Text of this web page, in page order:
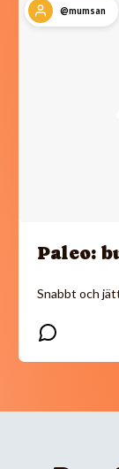
@mumsan
Paleo:
Snabbt och